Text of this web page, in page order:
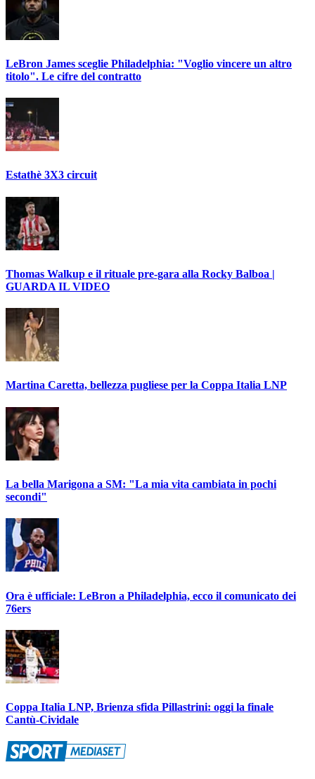
LeBron James sceglie Philadelphia: "Voglio vincere un altro
titolo". Le cifre del contratto
Estathè 3X3 circuit
Thomas Walkup e il rituale pre-gara alla Rocky Balboa |
GUARDA IL VIDEO
Martina Caretta, bellezza pugliese per la Coppa Italia LNP
La bella Marigona a SM: "La mia vita cambiata in pochi
secondi"
Ora è ufficiale: LeBron a Philadelphia, ecco il comunicato dei
76ers
Coppa Italia LNP, Brienza sfida Pillastrini: oggi la finale
Cantù-Cividale